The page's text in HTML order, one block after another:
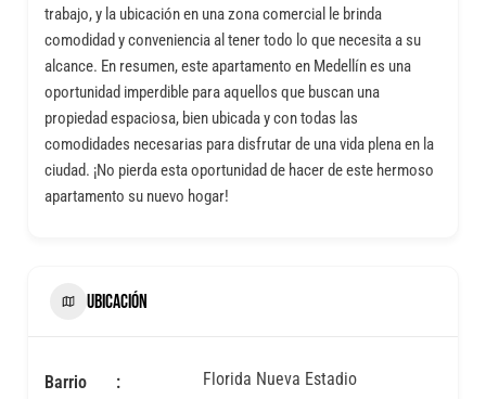
trabajo, y la ubicación en una zona comercial le brinda
comodidad y conveniencia al tener todo lo que necesita a su
alcance. En resumen, este apartamento en Medellín es una
oportunidad imperdible para aquellos que buscan una
propiedad espaciosa, bien ubicada y con todas las
comodidades necesarias para disfrutar de una vida plena en la
ciudad. ¡No pierda esta oportunidad de hacer de este hermoso
apartamento su nuevo hogar!
UBICACIÓN
Barrio Florida Nueva Estadio